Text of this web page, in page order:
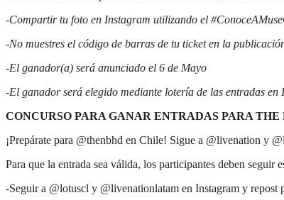
-Compartir tu foto en Instagram utilizando el
-No muestres el código de barras de tu ticket en la
-El ganador(a) será anunciado el 6 de Mayo
-El ganador será elegido mediante lotería de las entradas en
CONCURSO PARA GANAR ENTRADAS PARA
¡Prepárate para @thenbhd en Chile! Sigue a @livenation y
Para que la entrada sea válida, los participantes deben seguir
-Seguir a @lotuscl y @livenationlatam en Instagram y repost